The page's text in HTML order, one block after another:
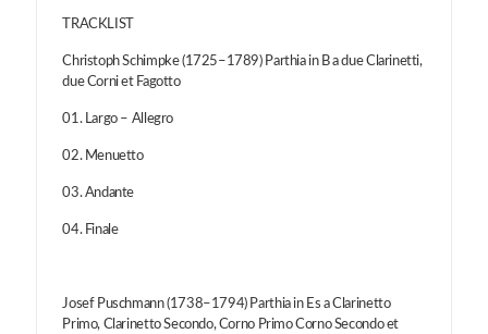
TRACKLIST
Christoph Schimpke (1725–1789) Parthia in B a due Clarinetti,
due Corni et Fagotto
01. Largo – Allegro
02. Menuetto
03. Andante
04. Finale
Josef Puschmann (1738–1794) Parthia in Es a Clarinetto
Primo, Clarinetto Secondo, Corno Primo Corno Secondo et